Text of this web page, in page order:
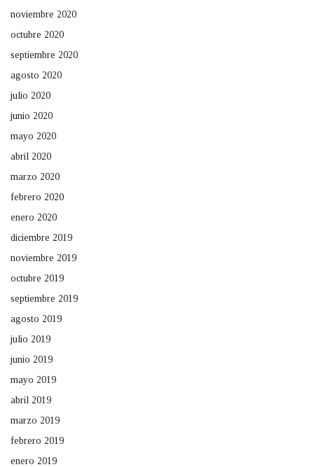
noviembre 2020
octubre 2020
septiembre 2020
agosto 2020
julio 2020
junio 2020
mayo 2020
abril 2020
marzo 2020
febrero 2020
enero 2020
diciembre 2019
noviembre 2019
octubre 2019
septiembre 2019
agosto 2019
julio 2019
junio 2019
mayo 2019
abril 2019
marzo 2019
febrero 2019
enero 2019